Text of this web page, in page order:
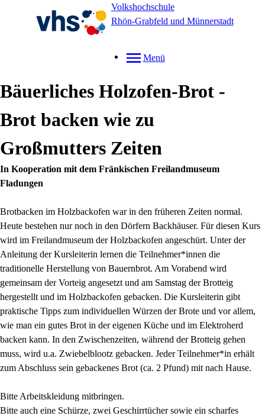
Volkshochschule
Rhön-Grabfeld und Münnerstadt
Menü
Bäuerliches Holzofen-Brot -
Brot backen wie zu
Großmutters Zeiten
In Kooperation mit dem Fränkischen Freilandmuseum
Fladungen
Brotbacken im Holzbackofen war in den früheren Zeiten normal.
Heute bestehen nur noch in den Dörfern Backhäuser. Für diesen Kurs
wird im Freilandmuseum der Holzbackofen angeschürt. Unter der
Anleitung der Kursleiterin lernen die Teilnehmer*innen die
traditionelle Herstellung von Bauernbrot. Am Vorabend wird
gemeinsam der Vorteig angesetzt und am Samstag der Brotteig
hergestellt und im Holzbackofen gebacken. Die Kursleiterin gibt
praktische Tipps zum individuellen Würzen der Brote und vor allem,
wie man ein gutes Brot in der eigenen Küche und im Elektroherd
backen kann. In den Zwischenzeiten, während der Brotteig gehen
muss, wird u.a. Zwiebelblootz gebacken. Jeder Teilnehmer*in erhält
zum Abschluss sein gebackenes Brot (ca. 2 Pfund) mit nach Hause.
Bitte Arbeitskleidung mitbringen.
Bitte auch eine Schürze, zwei Geschirrtücher sowie ein scharfes